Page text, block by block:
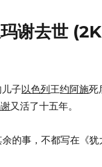
谢去世
子以色列王约阿施死
又活了十五年。
余的事，不都写在《